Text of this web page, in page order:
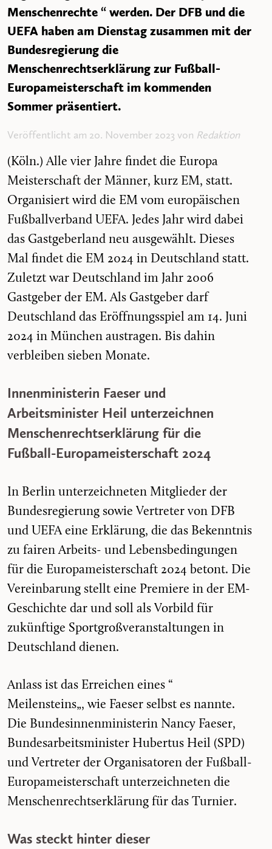
Menschenrechte “ werden. Der DFB und die
UEFA haben am Dienstag zusammen mit der
Bundesregierung die
Menschenrechtserklärung zur Fußball-
Europameisterschaft im kommenden
Sommer präsentiert.
Veröffentlicht am 20. November 2023 von Redaktion
(Köln.) Alle vier Jahre findet die Europa
Meisterschaft der Männer, kurz EM, statt.
Organisiert wird die EM vom europäischen
Fußballverband UEFA. Jedes Jahr wird dabei
das Gastgeberland neu ausgewählt. Dieses
Mal findet die EM 2024 in Deutschland statt.
Zuletzt war Deutschland im Jahr 2006
Gastgeber der EM. Als Gastgeber darf
Deutschland das Eröffnungsspiel am 14. Juni
2024 in München austragen. Bis dahin
verbleiben sieben Monate.
Innenministerin Faeser und
Arbeitsminister Heil unterzeichnen
Menschenrechtserklärung für die
Fußball-Europameisterschaft 2024
In Berlin unterzeichneten Mitglieder der
Bundesregierung sowie Vertreter von DFB
und UEFA eine Erklärung, die das Bekenntnis
zu fairen Arbeits- und Lebensbedingungen
für die Europameisterschaft 2024 betont. Die
Vereinbarung stellt eine Premiere in der EM-
Geschichte dar und soll als Vorbild für
zukünftige Sportgroßveranstaltungen in
Deutschland dienen.
Anlass ist das Erreichen eines “
Meilensteins„, wie Faeser selbst es nannte.
Die Bundesinnenministerin Nancy Faeser,
Bundesarbeitsminister Hubertus Heil (SPD)
und Vertreter der Organisatoren der Fußball-
Europameisterschaft unterzeichneten die
Menschenrechtserklärung für das Turnier.
Was steckt hinter dieser